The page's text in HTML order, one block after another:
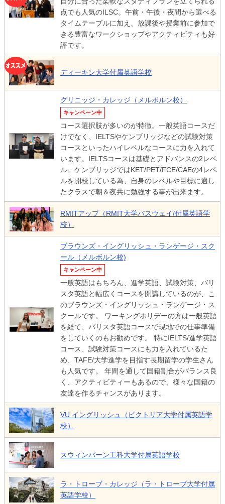
点でも人気のILSC。午前・午後・夜間から選べる
タイムテーブルに加え、放課後や授業前に参加で
きる豊富なワークショップやアクティビティも好
評です。
ディーキン大学付属英語学校
グリニッジ・カレッジ（メルボルン校）
キャンペーン中
コース選択肢が多いのが特徴。一般英語コースだ
けでなく、IELTSやケンブリッジなどの試験対策
コースといったハイレベルなコースに力を入れて
います。IELTSコースは基礎とアドバンスの2レベ
ル、ケンブリッジではKET/PET/FCE/CAEの4レベ
ルを開校している為、自身のレベルや目標に適し
たクラスで朝＆夜共に勉強する事が出来ます。
RMITアップ（RMIT大学パスウェイ/付属英語学
校）
ブラウンズ・イングリッシュ・ランゲージ・スク
ール（メルボルン校)
キャンペーン中
一般英語はもちろん、進学英語、試験対策、バリ
スタ英語と幅広くコースを開講しているのが、こ
のブラウンズ・イングリッシュ・ランゲージ・ス
クールです。 ワーキングホリデーの方は一般英語
を経て、バリスタ英語コースで現地での仕事準備
をしていくのもお勧めです。 特にIELTS/進学英語
コース、試験対策コースにも力を入れているた
め、TAFE/大学進学を目指す長期留学の学生さん
も人気です。 年間を通して国籍割合がバランス良
く、アクティビティーもあるので、様々な国籍の
友達を作るチャンスがあります。
VU イングリッシュ（ビクトリア大学付属英語学
校）
スウィンバーン工科大学付属英語学校
ラ・トローブ・カレッジ（ラ・トローブ大学付属
英語学校）